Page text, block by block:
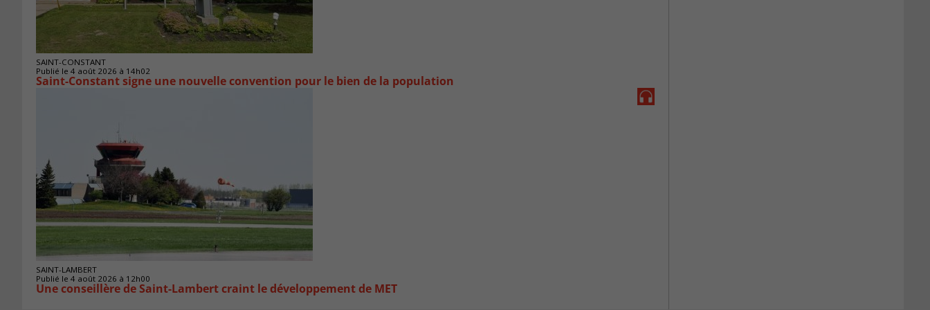
SAINT-CONSTANT
Publié le 4 août 2026 à 14h02
Saint-Constant signe une nouvelle convention pour le bien de la population
SAINT-LAMBERT
Publié le 4 août 2026 à 12h00
Une conseillère de Saint-Lambert craint le développement de MET